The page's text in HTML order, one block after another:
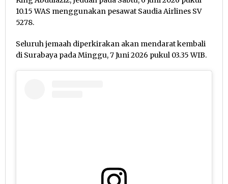
10.15 WAS menggunakan pesawat Saudia Airlines SV
5278.
Seluruh jemaah diperkirakan akan mendarat kembali
di Surabaya pada Minggu, 7 Juni 2026 pukul 03.35 WIB.